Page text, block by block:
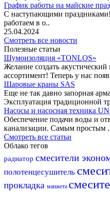
График работы на майские
С наступающими
работаем в о..
25.04.2024
Смотреть все новости
Полезные статьи
Шумоизоляция «TONLOS»
Желание создать
ассортимент! Теперь у нас
Шаровые краны SAS
Еще не так давно запорная
Эксплуатация традиционной
Насосы и насосная техника
Обеспечение подачи воды и
канализации. Самым простым
Смотреть все статьи
Облако тегов
радиатор смесители
полотенцесушитель
прокладка манжета